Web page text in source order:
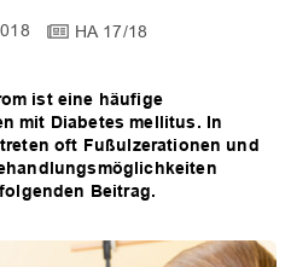
HA 17/18
ist eine häufige
mit Diabetes mellitus. In
oft Fußulzerationen und
Beitrag.